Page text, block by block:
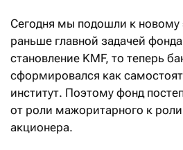
Сегодня мы подошли к новому
раньше главной задачей
становление KMF, то теперь
сформировался как
институт. Поэтому фонд
от роли мажоритарного к
акционера.